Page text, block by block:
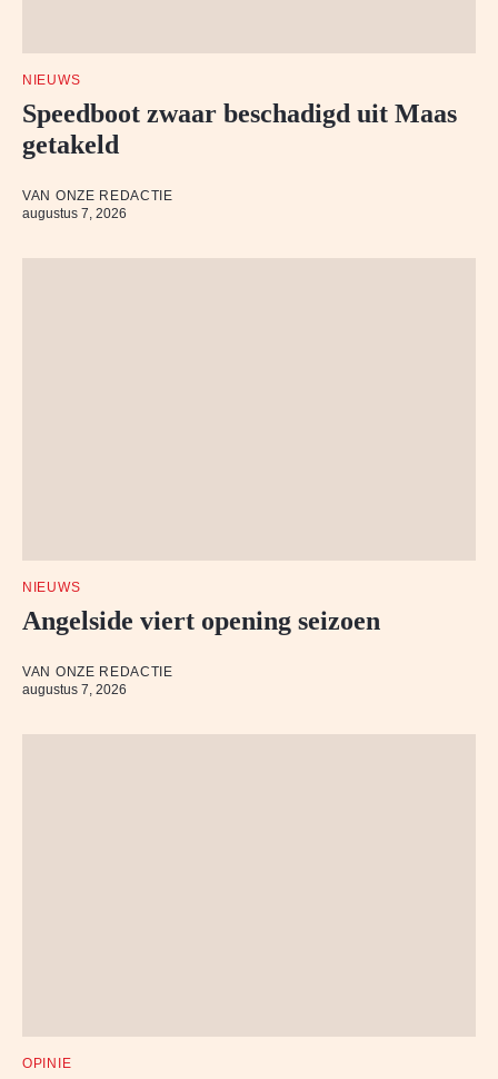
NIEUWS
Speedboot zwaar beschadigd uit Maas
getakeld
VAN ONZE REDACTIE
augustus 7, 2026
NIEUWS
Angelside viert opening seizoen
VAN ONZE REDACTIE
augustus 7, 2026
OPINIE